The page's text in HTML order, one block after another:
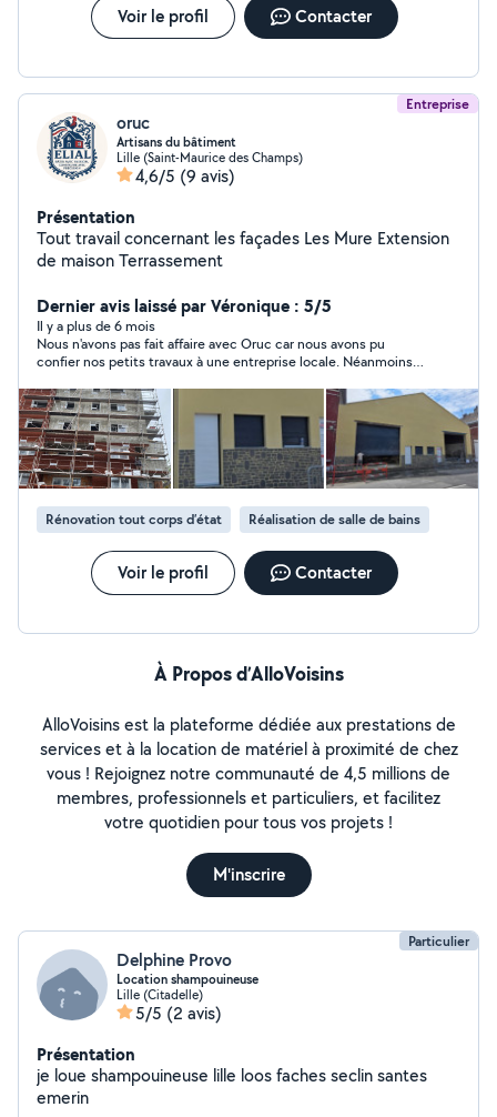
Voir le profil Contacter
Entreprise
oruc
Artisans du bâtiment
Lille (Saint-Maurice des Champs)
4,6/5 (9 avis)
Présentation
Tout travail concernant les façades Les Mure Extension
de maison Terrassement
Dernier avis laissé par Véronique : 5/5
Il y a plus de 6 mois
Nous n'avons pas fait affaire avec Oruc car nous avons pu
confier nos petits travaux à une entreprise locale. Néanmoins,
Rénovation tout corps d’état Réalisation de salle de bains
Voir le profil Contacter
À Propos d’AlloVoisins
AlloVoisins est la plateforme dédiée aux prestations de
services et à la location de matériel à proximité de chez
vous ! Rejoignez notre communauté de 4,5 millions de
membres, professionnels et particuliers, et facilitez
votre quotidien pour tous vos projets !
M'inscrire
Particulier
Delphine Provo
Location shampouineuse
Lille (Citadelle)
5/5 (2 avis)
Présentation
je loue shampouineuse lille loos faches seclin santes
emerin